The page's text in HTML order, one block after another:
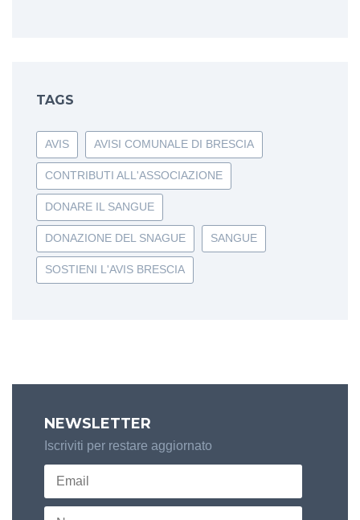
TAGS
AVIS AVISI COMUNALE DI BRESCIA
CONTRIBUTI ALL'ASSOCIAZIONE
DONARE IL SANGUE
DONAZIONE DEL SNAGUE SANGUE
SOSTIENI L'AVIS BRESCIA
NEWSLETTER
Iscriviti per restare aggiornato